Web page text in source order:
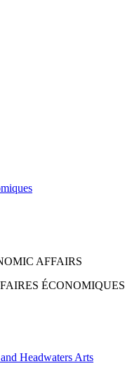
AFFAIRS
ÉCONOMIQUES
Headwaters Arts